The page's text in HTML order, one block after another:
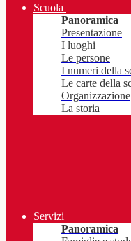
Scuola
Panoramica
Presentazione
I luoghi
Le persone
I numeri della
Le carte della
Organizzazione
La storia
Servizi
Panoramica